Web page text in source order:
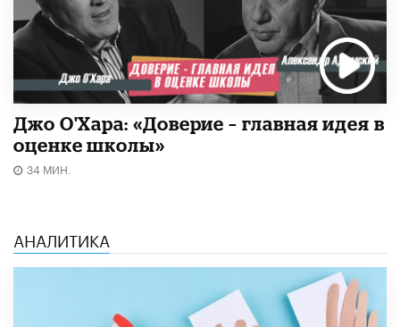
Джо О'Хара: «Доверие – главная идея в
оценке школы»
34 МИН.
АНАЛИТИКА